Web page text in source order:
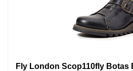
Fly London Scop110fly Botas